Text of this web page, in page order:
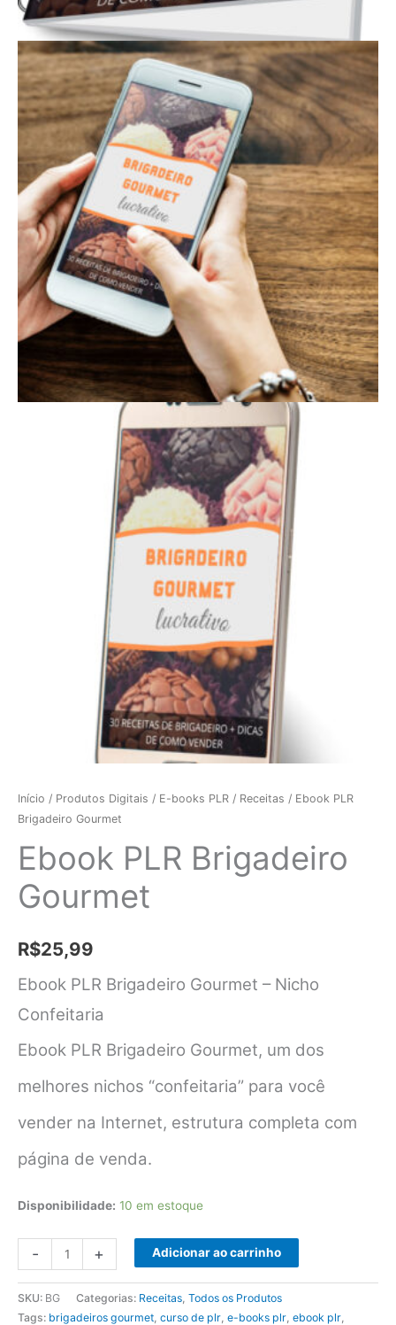
Início / Produtos Digitais / E-books PLR / Receitas / Ebook PLR
Brigadeiro Gourmet
Ebook PLR Brigadeiro
Gourmet
R$25,99
Ebook PLR Brigadeiro Gourmet – Nicho
Confeitaria
Ebook PLR Brigadeiro Gourmet, um dos
melhores nichos “confeitaria” para você
vender na Internet, estrutura completa com
página de venda.
Disponibilidade: 10 em estoque
-
PLR
Brigadeiro
Gourmet
+ Adicionar ao carrinho
SKU: BG Categorias: Receitas Todos os Produtos
Tags: brigadeiros gourmet curso de plr e-books plr ebook plr